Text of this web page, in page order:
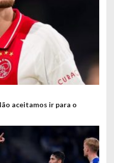
aceitamos ir para o